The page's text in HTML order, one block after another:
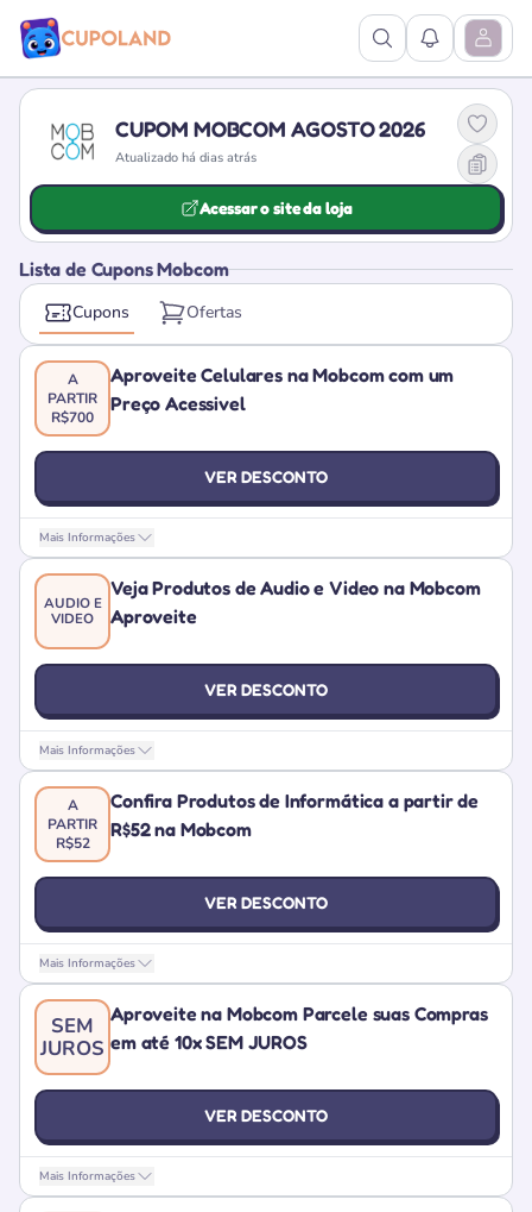
Ver Pesquisa
Ver Abrir
CUPOM MOBCOM AGOSTO 2026
Atualizado há dias atrás
Acessar o site da loja
Lista de Cupons Mobcom
Cupons Ofertas
A
PARTIR
R$700
Aproveite Celulares na Mobcom com um
Preço Acessivel
VER DESCONTO
Mais Informações
AUDIO E
VIDEO
Veja Produtos de Audio e Video na Mobcom
Aproveite
VER DESCONTO
Mais Informações
A
PARTIR
R$52
Confira Produtos de Informática a partir de
R$52 na Mobcom
VER DESCONTO
Mais Informações
SEM
JUROS
Aproveite na Mobcom Parcele suas Compras
em até 10x SEM JUROS
VER DESCONTO
Mais Informações